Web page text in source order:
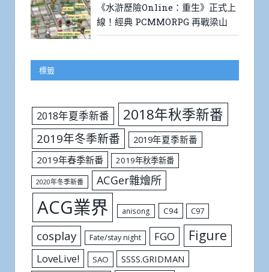
《水滸歷險Online：重生》正式上
線！經典 PCMMORPG 再戰梁山
標籤
2018年夏季新番 2018年秋季新番
2019年冬季新番
2019年夏季新番
2019年春季新番
2019年秋季新番
2020年冬季新番 ACGer雜燴所
ACG業界 anisong C94 C97
cosplay Fate/stay night FGO Figure
LoveLive! SAO SSSS.GRIDMAN